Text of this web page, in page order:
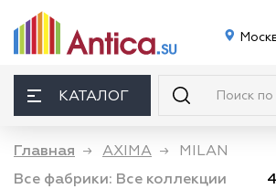
КАТАЛОГ
Главная → AXIMA →
MILAN
Все фабрики: Все коллекции 4